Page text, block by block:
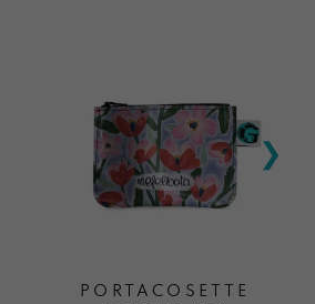
PORTACOSETTE